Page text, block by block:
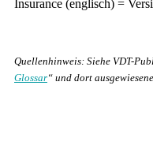
Insurance (englisch) =
Quellenhinweis: Siehe VDT-
Glossar“ und dort